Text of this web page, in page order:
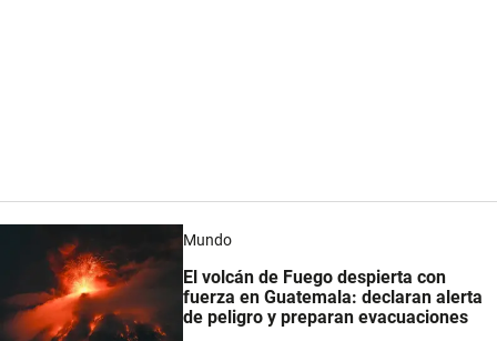
Mundo
El volcán de Fuego despierta con
fuerza en Guatemala: declaran alerta
de peligro y preparan evacuaciones